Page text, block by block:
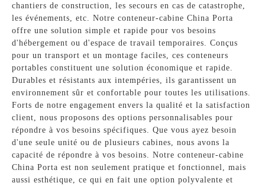
chantiers de construction, les secours en cas de catastrophe,
les événements, etc. Notre conteneur-cabine China Porta
offre une solution simple et rapide pour vos besoins
d'hébergement ou d'espace de travail temporaires. Conçus
pour un transport et un montage faciles, ces conteneurs
portables constituent une solution économique et rapide.
Durables et résistants aux intempéries, ils garantissent un
environnement sûr et confortable pour toutes les utilisations.
Forts de notre engagement envers la qualité et la satisfaction
client, nous proposons des options personnalisables pour
répondre à vos besoins spécifiques. Que vous ayez besoin
d'une seule unité ou de plusieurs cabines, nous avons la
capacité de répondre à vos besoins. Notre conteneur-cabine
China Porta est non seulement pratique et fonctionnel, mais
aussi esthétique, ce qui en fait une option polyvalente et